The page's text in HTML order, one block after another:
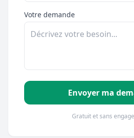
Votre demande
Envoyer ma
Gratuit et sans